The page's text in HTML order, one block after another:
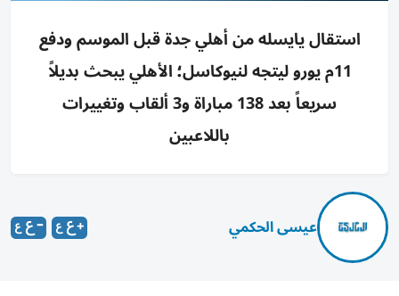
استقال يايسله من أهلي جدة قبل الموسم ودفع
11م يورو ليتجه لنيوكاسل؛ الأهلي يبحث بديلاً
سريعاً بعد 138 مباراة و3 ألقاب وتغييرات
باللاعبين
عيسى الحكمي